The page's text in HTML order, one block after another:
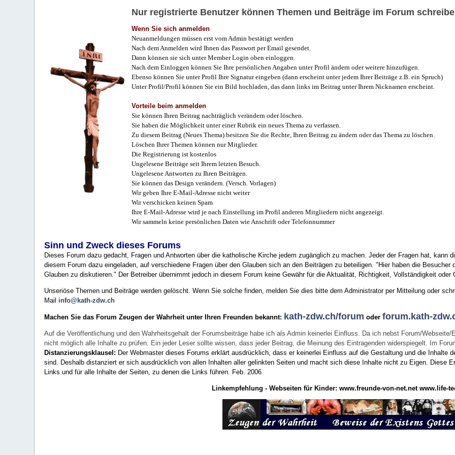
Nur registrierte Benutzer können Themen und Beiträge im Forum
Wenn Sie sich anmelden
Neuanmeldungen müssen erst vom Admin bestätigt werden
Nach dem Anmelden wird Ihnen das Passwort per Email gesendet.
Dann können sie sich unter Member Login oben einloggen.
Nach dem Einloggen können Sie Ihre persönlichen Angaben unter Profil ändern oder weitere hinzufügen.
Ebenso können Sie unter Profil Ihre Signatur eingeben (dann erscheint unter jedem Ihrer Beiträge z.B. ein Spruch)
Unter Profil/Profil können Sie ein Bild hochladen, das dann links im Beitrag unter Ihrem Nicknamen erscheint.
Vorteile beim anmelden
Sie können Ihren Beitrag nachträglich verändern oder löschen.
Sie haben die Möglichkeit unter einer Rubrik ein neues Thema zu verfassen.
Zu diesem Beitrag (Neues Thema) besitzen Sie die Rechte, Ihren Beitrag zu ändern oder das Thema zu löschen.
Löschen Ihrer Themen können nur Mitglieder.
Die Registrierung ist kostenlos
Ungelesene Beiträge seit Ihrem letzten Besuch.
Ungelesene Antworten zu Ihren Beiträgen.
Sie können das Design verändern. (Versch. Vorlagen)
Wir geben Ihre E-Mail-Adresse nicht weiter
Wir verschicken keinen Spam
Ihre E-Mail-Adresse wird je nach Einstellung im Profil anderen Mitgliedern nicht angezeigt.
Wir sammeln keine persönlichen Daten wie Anschrift oder Telefonnummer
Sinn und Zweck dieses Forums
Dieses Forum dazu gedacht, Fragen und Antworten über die katholische Kirche jedem zugänglich zu machen. Jeder der Fragen hat, kann
diesem Forum dazu eingeladen, auf verschiedene Fragen über den Glauben sich an den Beiträgen zu beteiligen. "Hier haben die
Glauben zu diskutieren." Der Betreiber übernimmt jedoch in diesem Forum keine Gewähr für die Aktualität, Richtigkeit, Vollständigkeit
Unseriöse Themen und Beiträge werden gelöscht. Wenn Sie solche finden, melden Sie dies bitte dem Administrator per Mitteilung oder
Mail info@kath-zdw.ch
Machen Sie das Forum Zeugen der Wahrheit unter Ihren Freunden bekannt: kath-zdw.ch/forum oderforum.kath-
Auf die Veröffentlichung und den Wahrheitsgehalt der Forumsbeiträge habe ich als Admin keinerlei Einfluss. Da ich nebst Forum/
nicht möglich alle Inhalte zu prüfen. Ein jeder Leser sollte wissen, dass jeder Beitrag, die Meinung des Eintragenden widerspiegelt. Im
Distanzierungsklausel: Der Webmaster dieses Forums erklärt ausdrücklich, dass er keinerlei Einfluss auf die Gestaltung und die Inhalte
sind. Deshalb distanziert er sich ausdrücklich von allen Inhalten aller gelinkten Seiten und macht sich diese Inhalte nicht zu Eigen.
Diese
Links und für alle Inhalte der Seiten, zu denen die Links führen.
Feb. 2006
Linkempfehlung - Webseiten für Kinder: www.freunde-von-net.net www.life-